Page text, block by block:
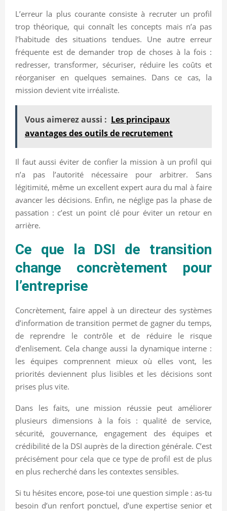
L’erreur la plus courante consiste à recruter un profil
trop théorique, qui connaît les concepts mais n’a pas
l’habitude des situations tendues. Une autre erreur
fréquente est de demander trop de choses à la fois :
redresser, transformer, sécuriser, réduire les coûts et
réorganiser en quelques semaines. Dans ce cas, la
mission devient vite irréaliste.
Vous aimerez aussi : Les principaux
avantages des outils de recrutement
Il faut aussi éviter de confier la mission à un profil qui
n’a pas l’autorité nécessaire pour arbitrer. Sans
légitimité, même un excellent expert aura du mal à faire
avancer les décisions. Enfin, ne néglige pas la phase de
passation : c’est un point clé pour éviter un retour en
arrière.
Ce que la DSI de transition
change concrètement pour
l’entreprise
Concrètement, faire appel à un directeur des systèmes
d’information de transition permet de gagner du temps,
de reprendre le contrôle et de réduire le risque
d’enlisement. Cela change aussi la dynamique interne :
les équipes comprennent mieux où elles vont, les
priorités deviennent plus lisibles et les décisions sont
prises plus vite.
Dans les faits, une mission réussie peut améliorer
plusieurs dimensions à la fois : qualité de service,
sécurité, gouvernance, engagement des équipes et
crédibilité de la DSI auprès de la direction générale. C’est
précisément pour cela que ce type de profil est de plus
en plus recherché dans les contextes sensibles.
Si tu hésites encore, pose-toi une question simple : as-tu
besoin d’un renfort ponctuel, d’une expertise senior et